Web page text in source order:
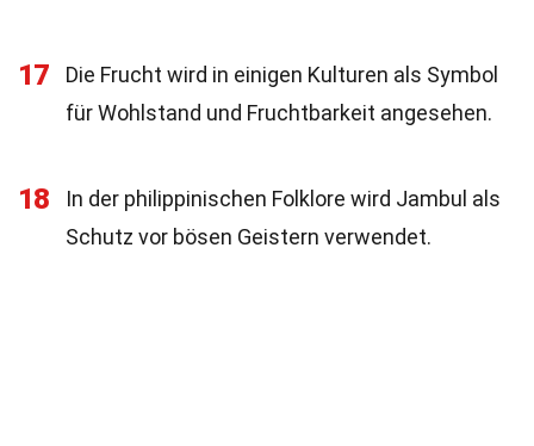
17
Die Frucht wird in einigen Kulturen als Symbol
für Wohlstand und Fruchtbarkeit angesehen.
18
In der philippinischen Folklore wird Jambul als
Schutz vor bösen Geistern verwendet.